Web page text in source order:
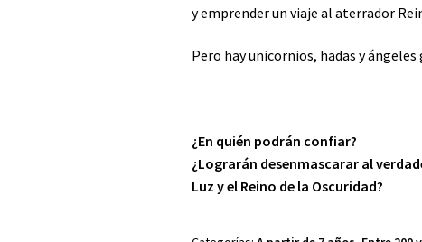
y emprender un viaje al aterrador
Pero hay unicornios, hadas y
¿En quién podrán confiar?
¿Lograrán desenmascarar al
Luz y el Reino de la Oscuridad?